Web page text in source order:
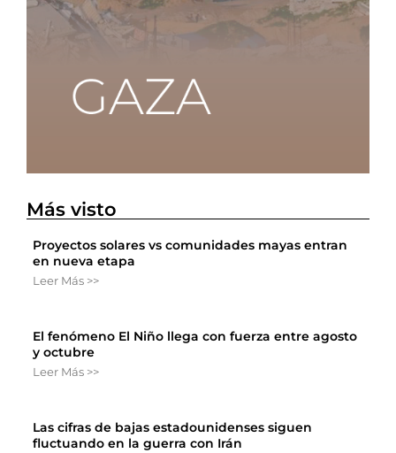
Más visto
Proyectos solares vs comunidades mayas entran
en nueva etapa
Leer Más >>
El fenómeno El Niño llega con fuerza entre agosto
y octubre
Leer Más >>
Las cifras de bajas estadounidenses siguen
fluctuando en la guerra con Irán